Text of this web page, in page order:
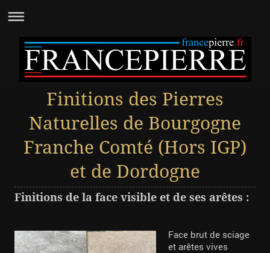
Finitions des Pierres
Naturelles de Bourgogne
Franche Comté (Hors IGP)
et de Dordogne
Finitions de la face visible et de ses arêtes :
Face brut de sciage
et arêtes vives